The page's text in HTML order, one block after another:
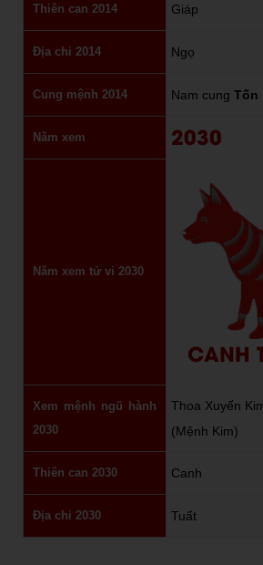
Thiên can 2014 Giáp
Địa chi 2014 Ngọ
Cung mệnh 2014 Nam cung Tốn
Năm xem 2030
Năm xem tử vi 2030
CANH
Xem mệnh ngũ hành
2030
Thoa Xuyến
(Mệnh Kim)
Thiên can 2030 Canh
Địa chi 2030 Tuất